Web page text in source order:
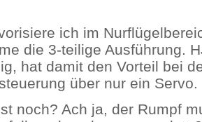
ich im
die 3-teilige Ausführung.
hat damit den Vorteil bei
über nur ein Servo.
noch? Ach ja, der Rumpf